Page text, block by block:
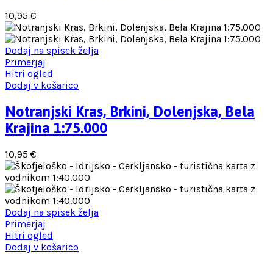
10,95 €
Dodaj na spisek želja
Primerjaj
Hitri ogled
Dodaj v košarico
Notranjski Kras, Brkini, Dolenjska, Bela
Krajina 1:75.000
10,95 €
Dodaj na spisek želja
Primerjaj
Hitri ogled
Dodaj v košarico